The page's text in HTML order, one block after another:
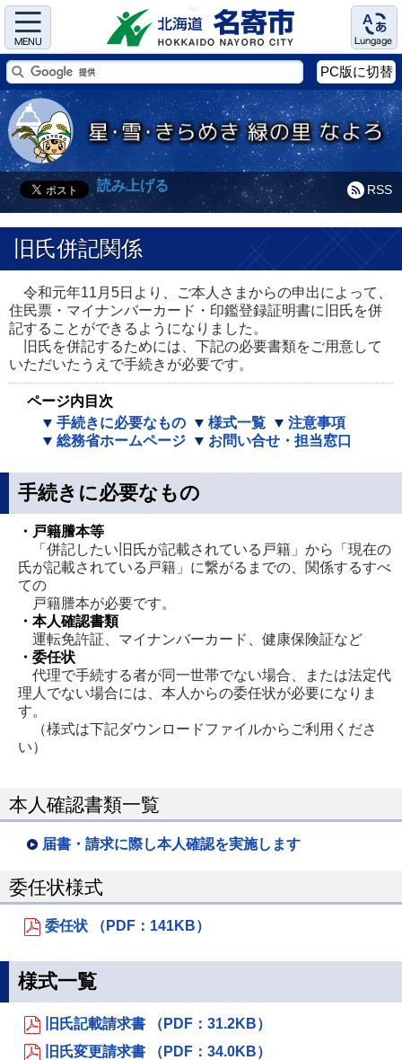
Menu Language
PC版に切替
RSS
読み上げる
旧氏併記関係
令和元年11月5日より、ご本人さまからの申出によって、
住民票・マイナンバーカード・印鑑登録証明書に旧氏を併
記することができるようになりました。
旧氏を併記するためには、下記の必要書類をご用意して
いただいたうえで手続きが必要です。
ページ内目次
手続きに必要なもの
様式一覧
注意事項
総務省ホームページ
お問い合せ・担当窓口
手続きに必要なもの
・戸籍謄本等
「併記したい旧氏が記載されている戸籍」から「現在の
氏が記載されている戸籍」に繋がるまでの、関係するすべ
ての
戸籍謄本が必要です。
・本人確認書類
運転免許証、マイナンバーカード、健康保険証など
・委任状
代理で手続する者が同一世帯でない場合、または法定代
理人でない場合には、本人からの委任状が必要になりま
す。
（様式は下記ダウンロードファイルからご利用くださ
い）
本人確認書類一覧
届書・請求に際し本人確認を実施します
委任状様式
委任状 （PDF：141KB）
様式一覧
旧氏記載請求書 （PDF：31.2KB）
旧氏変更請求書 （PDF：34.0KB）